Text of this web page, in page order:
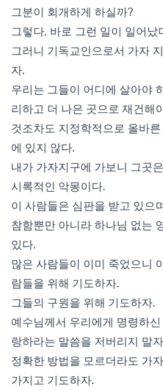
그분이 회개하게 하실까?
그렇다, 바로 그런 일이 일어났
그러니 기독교인으로서 가자
자.
우리는 그들이 어디에 살아야
리하고 더 나은 곳으로 재건해
것조차도 지정학적으로 올바
에 있지 않다.
내가 가자지구에 가보니 그곳
시록적인 악몽이다.
이 사람들은 심판을 받고 있으
참함뿐만 아니라 하나님 없는
있다.
많은 사람들이 이미 죽었으니
람들을 위해 기도하자.
그들의 구원을 위해 기도하자.
예수님께서 우리에게 명령하
랑하라는 말씀을 저버리지 말
정확한 방법을 모르더라도 가
가지고 기도하자.